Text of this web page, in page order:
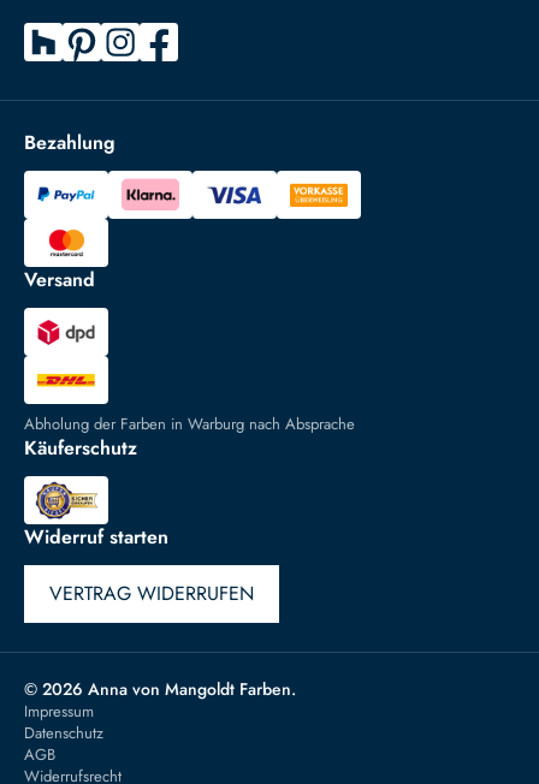
Bezahlung
Versand
Abholung der Farben in Warburg nach Absprache
Käuferschutz
Widerruf starten
VERTRAG WIDERRUFEN
© 2026 Anna von Mangoldt Farben.
Impressum
Datenschutz
AGB
Widerrufsrecht